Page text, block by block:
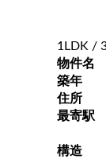
1LDK /
物件名
築年
住所
最寄駅
構造